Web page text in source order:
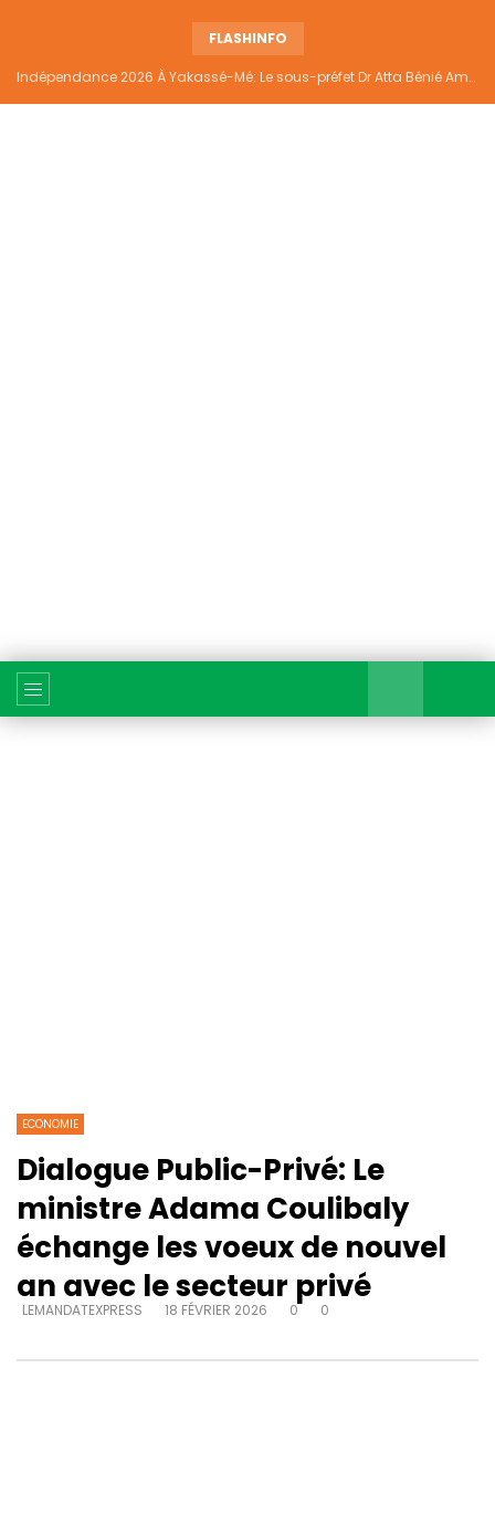
FLASHINFO
Indépendance 2026 À Yakassé-Mé: Le sous-préfet Dr Atta Bénié Amédé appelle à l’unité, à la sécurité et au développement
ECONOMIE
Dialogue Public-Privé: Le
ministre Adama Coulibaly
échange les voeux de nouvel
an avec le secteur privé
LEMANDATEXPRESS 18 FÉVRIER 2026 0 0